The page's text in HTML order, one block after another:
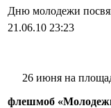
Дню молодежи
21.06.10 23:23
26 июня на
флешмоб